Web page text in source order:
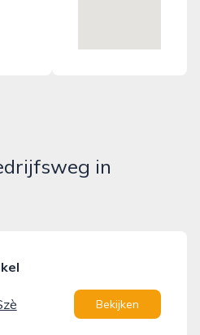
in
Bekijken